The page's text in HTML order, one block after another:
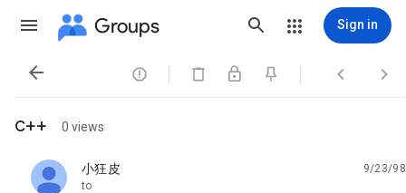
Groups Sign in
   
c++ 0 views
小狂皮
unread,
9/23/98
to